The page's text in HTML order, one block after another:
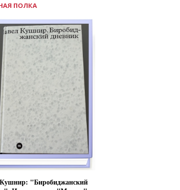
ПОЛКА
"Биробиджанский